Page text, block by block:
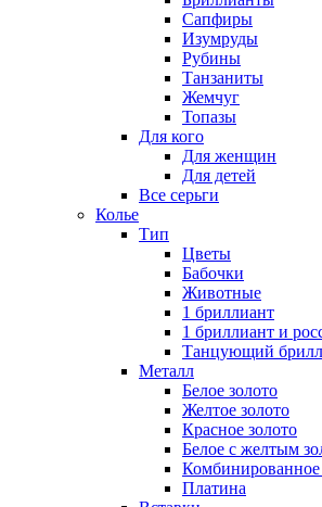
Сапфиры
Изумруды
Рубины
Танзаниты
Жемчуг
Топазы
Для кого
Для женщин
Для детей
Все серьги
Колье
Тип
Цветы
Бабочки
Животные
1 бриллиант
1 бриллиант и
Танцующий
Металл
Белое золото
Желтое золото
Красное золото
Белое с желтым
Комбинированное
Платина